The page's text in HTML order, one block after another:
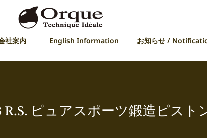
社案内 English Information お知らせ /
R.S. ピュアスポーツ鍛造ピスト